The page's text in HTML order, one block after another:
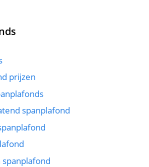
prijzen
spanplafond